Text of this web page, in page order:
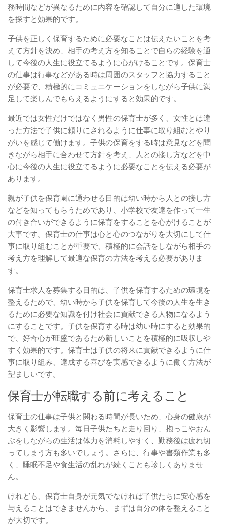
務時間などが異なるために内容を確認して自分に適した環境
を探すと効果的です。
子供を正しく保育するために必要なことは伝えたいことを考
えて方針を決め、相手の考え方を知ることで自らの経験を通
して今後の人生に役立てるように心がけることです。保育士
の仕事は行事などがある時は周囲のスタッフと協力すること
が必要で、積極的にコミュニケーションをしながら子供に満
足して楽しんでもらえるようにすると効果的です。
最近では女性だけではなく男性の保育士が多く、女性とは違
った方法で子供に頼りにされるように仕事に取り組むとやり
がいを感じて働けます。子供の保育をする時は意見などを聞
きながら相手に合わせて方針を考え、人との接し方などを中
心に今後の人生に役立てるように必要なことを伝える必要が
あります。
親が子供を保育園に通わせる目的は幼い時から人との接し方
などを知ってもらうためであり、小学校で友達を作って一生
の付き合いができるように保育をすることを心がけることが
大事です。保育士の仕事は心と心のつながりを大切にして仕
事に取り組むことが重要で、積極的に会話をしながら相手の
考え方を理解して最適な保育の方法を考える必要がありま
す。
保育士求人を募集する目的は、子供を保育するための環境を
整えるためで、幼い時から子供を保育して今後の人生を生き
るために必要な知識を付け社会に貢献できる人物になるよう
にすることです。子供を保育する時は幼い時にすると効果的
で、好奇心が旺盛であるため新しいことを積極的に吸収しや
すく効果的です。保育士は子供の将来に貢献できるように仕
事に取り組み、達成する喜びを実感できるように働く方法が
望ましいです。
保育士が転職する前に考えること
保育士の仕事は子供と関わる時間が長いため、心身の健康が
大きく影響します。毎日子供たちと走り回り、抱っこやおん
ぶをしながらの生活は体力を消耗しやすく、勤務後は疲れ切
ってしまう方も多いでしょう。さらに、行事や書類作業も多
く、睡眠不足や食生活の乱れが続くことも珍しくありませ
ん。
けれども、保育士自身が元気でなければ子供たちに安心感を
与えることはできませんから、まずは自分の体を整えること
が大切です。